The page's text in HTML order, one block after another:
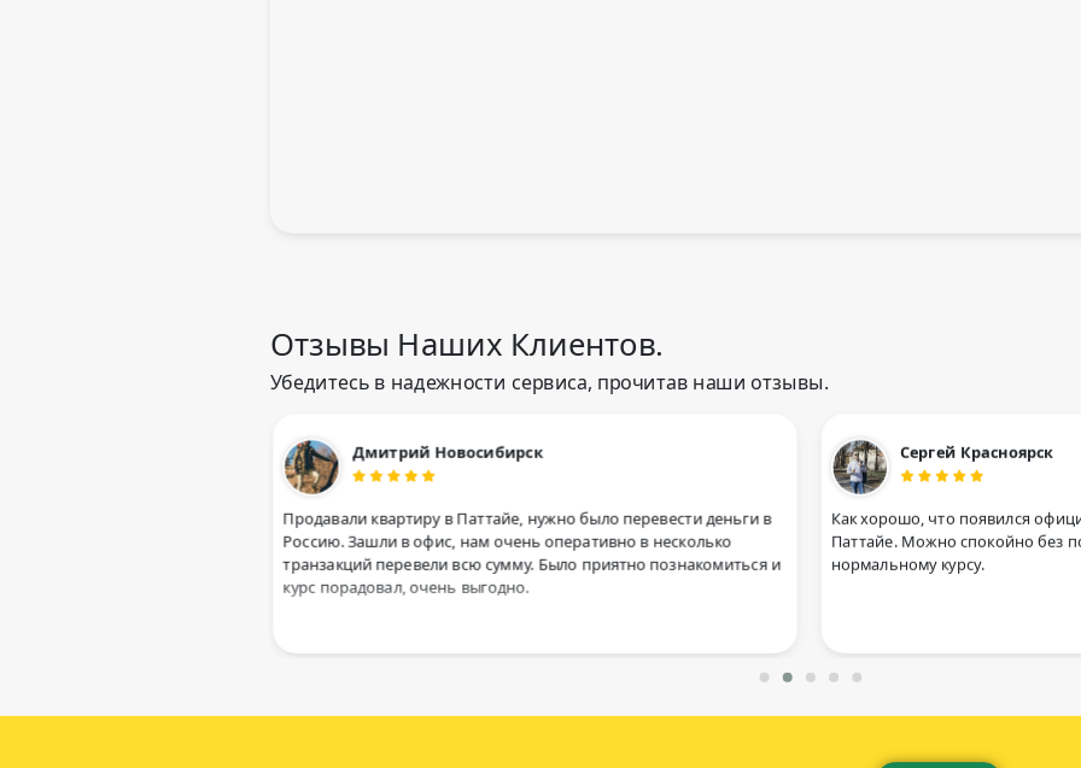
Отзывы Наших Клиентов.
Убедитесь в надежности сервиса, прочитав наши отзывы.
Дмитрий Новосибирск
Продавали квартиру в Паттайе, нужно было перевести деньги в
Россию. Зашли в офис, нам очень оперативно в несколько
транзакций перевели всю сумму. Было приятно познакомиться и
курс порадовал, очень выгодно.
Сергей Красноярск
Как хорошо, что появился
Паттайе. Можно спокойно без
нормальному курсу.